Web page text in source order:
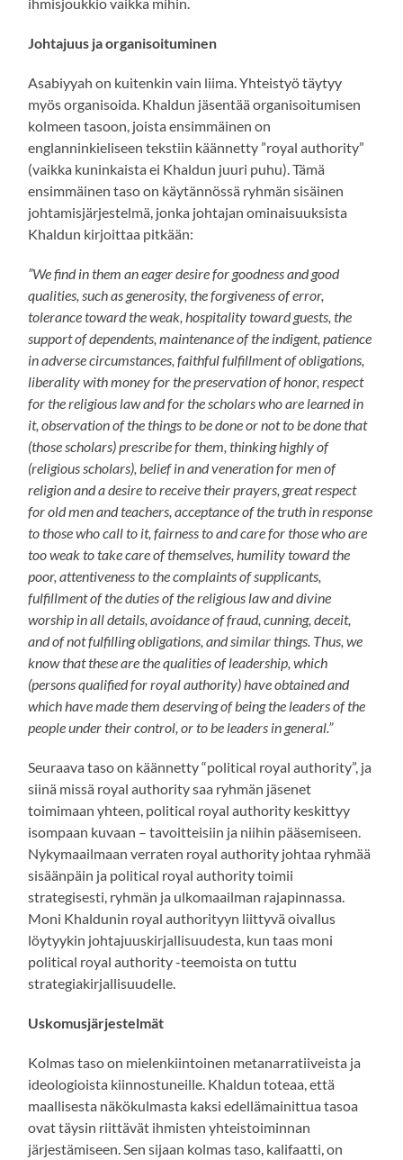
Johtajuus ja organisoituminen
Asabiyyah on kuitenkin vain liima. Yhteistyö täytyy
myös organisoida. Khaldun jäsentää organisoitumisen
kolmeen tasoon, joista ensimmäinen on
englanninkieliseen tekstiin käännetty ”royal authority”
(vaikka kuninkaista ei Khaldun juuri puhu). Tämä
ensimmäinen taso on käytännössä ryhmän sisäinen
johtamisjärjestelmä, jonka johtajan ominaisuuksista
Khaldun kirjoittaa pitkään:
”We find in them an eager desire for goodness and good
qualities, such as generosity, the forgiveness of error,
tolerance toward the weak, hospitality toward guests, the
support of dependents, maintenance of the indigent, patience
in adverse circumstances, faithful fulfillment of obligations,
liberality with money for the preservation of honor, respect
for the religious law and for the scholars who are learned in
it, observation of the things to be done or not to be done that
(those scholars) prescribe for them, thinking highly of
(religious scholars), belief in and veneration for men of
religion and a desire to receive their prayers, great respect
for old men and teachers, acceptance of the truth in response
to those who call to it, fairness to and care for those who are
too weak to take care of themselves, humility toward the
poor, attentiveness to the complaints of supplicants,
fulfillment of the duties of the religious law and divine
worship in all details, avoidance of fraud, cunning, deceit,
and of not fulfilling obligations, and similar things. Thus, we
know that these are the qualities of leadership, which
(persons qualified for royal authority) have obtained and
which have made them deserving of being the leaders of the
people under their control, or to be leaders in general.”
Seuraava taso on käännetty “political royal authority”, ja
siinä missä royal authority saa ryhmän jäsenet
toimimaan yhteen, political royal authority keskittyy
isompaan kuvaan – tavoitteisiin ja niihin pääsemiseen.
Nykymaailmaan verraten royal authority johtaa ryhmää
sisäänpäin ja political royal authority toimii
strategisesti, ryhmän ja ulkomaailman rajapinnassa.
Moni Khaldunin royal authorityyn liittyvä oivallus
löytyykin johtajuuskirjallisuudesta, kun taas moni
political royal authority -teemoista on tuttu
strategiakirjallisuudelle.
Uskomusjärjestelmät
Kolmas taso on mielenkiintoinen metanarratiiveista ja
ideologioista kiinnostuneille. Khaldun toteaa, että
maallisesta näkökulmasta kaksi edellämainittua tasoa
ovat täysin riittävät ihmisten yhteistoiminnan
järjestämiseen. Sen sijaan kolmas taso, kalifaatti, on